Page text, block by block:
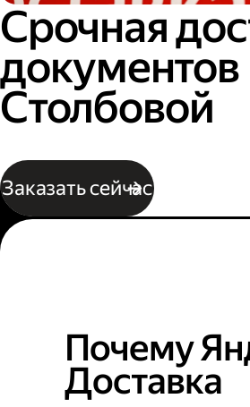
Срочная
документов
Столбовой
Заказать сейчас
Почему
Доставка